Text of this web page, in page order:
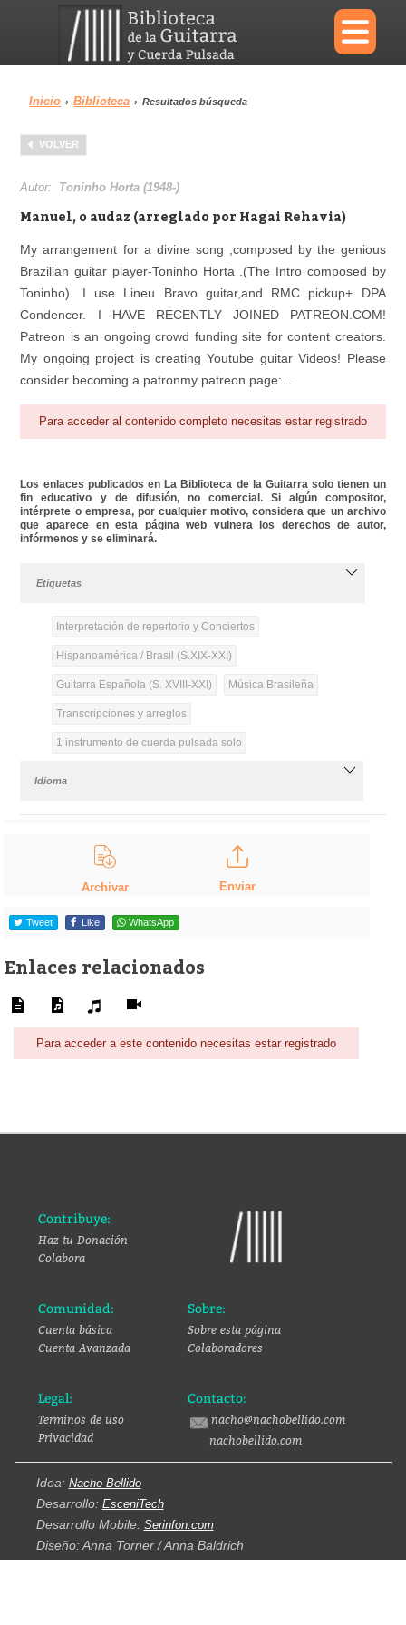
×
Menu
Biblioteca
Área personal Reproductor
Inicio › Biblioteca › Resultados búsqueda
VOLVER
Autor: Toninho Horta (1948-)
Manuel, o audaz (arreglado por Hagai Rehavia)
My arrangement for a divine song ,composed by the genious
Brazilian guitar player-Toninho Horta .(The Intro composed by
Toninho). I use Lineu Bravo guitar,and RMC pickup+ DPA
Condencer. I HAVE RECENTLY JOINED PATREON.COM!
Patreon is an ongoing crowd funding site for content creators.
My ongoing project is creating Youtube guitar Videos! Please
consider becoming a patronmy patreon page:...
Para acceder al contenido completo necesitas estar registrado
Los enlaces publicados en La Biblioteca de la Guitarra solo tienen un
fin educativo y de difusión, no comercial. Si algún compositor,
intérprete o empresa, por cualquier motivo, considera que un archivo
que aparece en esta página web vulnera los derechos de autor,
infórmenos y se eliminará.
Etiquetas
Interpretación de repertorio y Conciertos
Hispanoamérica / Brasil (S.XIX-XXI)
Guitarra Española (S. XVIII-XXI) Música Brasileña
Transcripciones y arreglos
1 instrumento de cuerda pulsada solo
Idioma
Archivar Enviar
Tweet Like WhatsApp
Enlaces relacionados
Para acceder a este contenido necesitas estar registrado
Contribuye:
Haz tu Donación
Colabora
Comunidad:
Cuenta básica
Cuenta Avanzada
Sobre:
Sobre esta página
Colaboradores
Legal:
Terminos de uso
Privacidad
Contacto:
nacho@nachobellido.com
nachobellido.com
Idea: Nacho Bellido
Desarrollo: EsceniTech
Desarrollo Mobile: Serinfon.com
Diseño: Anna Torner / Anna Baldrich